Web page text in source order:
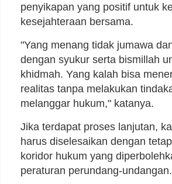
penyikapan yang positif untuk
kesejahteraan bersama.
"Yang menang tidak jumawa
dengan syukur serta bismillah
khidmah. Yang kalah bisa
realitas tanpa melakukan
melanggar hukum," katanya.
Jika terdapat proses lanjutan,
harus diselesaikan dengan
koridor hukum yang
peraturan perundang-undangan.